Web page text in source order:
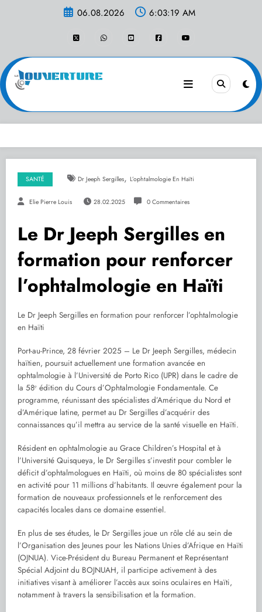
06.08.2026 6:03:19 AM
SANTÉ Dr Jeeph Sergilles, L’ophtalmologie En Haïti
Elie Pierre Louis 28.02.2025 0 Commentaires
Le Dr Jeeph Sergilles en
formation pour renforcer
l’ophtalmologie en Haïti
Le Dr Jeeph Sergilles en formation pour renforcer l’ophtalmologie
en Haïti
Port-au-Prince, 28 février 2025 – Le Dr Jeeph Sergilles, médecin
haïtien, poursuit actuellement une formation avancée en
ophtalmologie à l’Université de Porto Rico (UPR) dans le cadre de
la 58ᵉ édition du Cours d’Ophtalmologie Fondamentale. Ce
programme, réunissant des spécialistes d’Amérique du Nord et
d’Amérique latine, permet au Dr Sergilles d’acquérir des
connaissances qu’il mettra au service de la santé visuelle en Haïti.
Résident en ophtalmologie au Grace Children’s Hospital et à
l’Université Quisqueya, le Dr Sergilles s’investit pour combler le
déficit d’ophtalmologues en Haïti, où moins de 80 spécialistes sont
en activité pour 11 millions d’habitants. Il œuvre également pour la
formation de nouveaux professionnels et le renforcement des
capacités locales dans ce domaine essentiel.
En plus de ses études, le Dr Sergilles joue un rôle clé au sein de
l’Organisation des Jeunes pour les Nations Unies d’Afrique en Haïti
(OJNUA). Vice-Président du Bureau Permanent et Représentant
Spécial Adjoint du BOJNUAH, il participe activement à des
initiatives visant à améliorer l’accès aux soins oculaires en Haïti,
notamment à travers la sensibilisation et la formation.